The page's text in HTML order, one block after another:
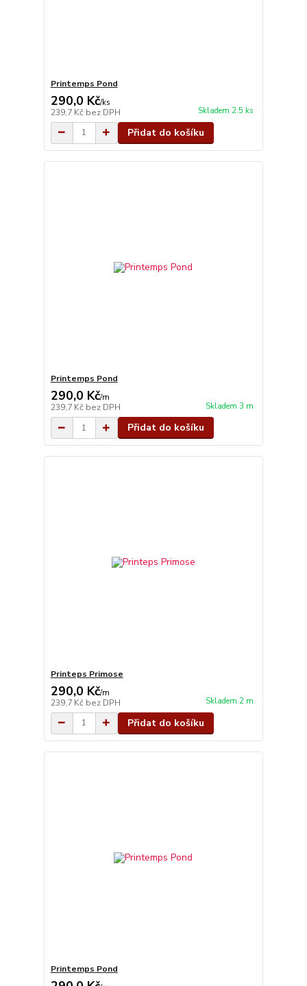
Printemps Pond
290,0 Kč/ks
239,7 Kč bez DPH Skladem 2.5 ks
Přidat do košíku
Printemps Pond
290,0 Kč/m
239,7 Kč bez DPH Skladem 3 m
Přidat do košíku
Printeps Primose
290,0 Kč/m
239,7 Kč bez DPH Skladem 2 m
Přidat do košíku
Printemps Pond